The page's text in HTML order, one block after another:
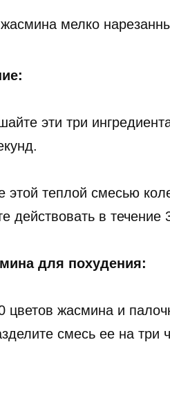
мелко
эти три
этой теплой смесью
действовать в течение
для похудения:
цветов жасмина и
смесь ее на три